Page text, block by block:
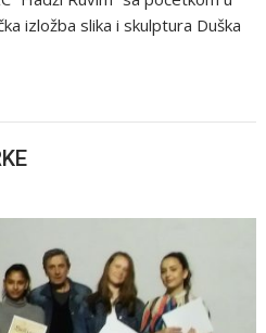
izložba slika i skulptura Duška